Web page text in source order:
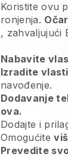
Koristite ovu
ronjenja.
, zahvaljujući
Nabavite
Izradite
navođenje.
Dodavanje
ova.
Dodajte i
Omogućite
Prevedite